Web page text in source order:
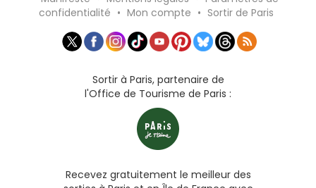
confidentialité • Mon compte • Sortir de Paris
Sortir à Paris, partenaire de
l'Office de Tourisme de Paris :
Recevez gratuitement le meilleur des